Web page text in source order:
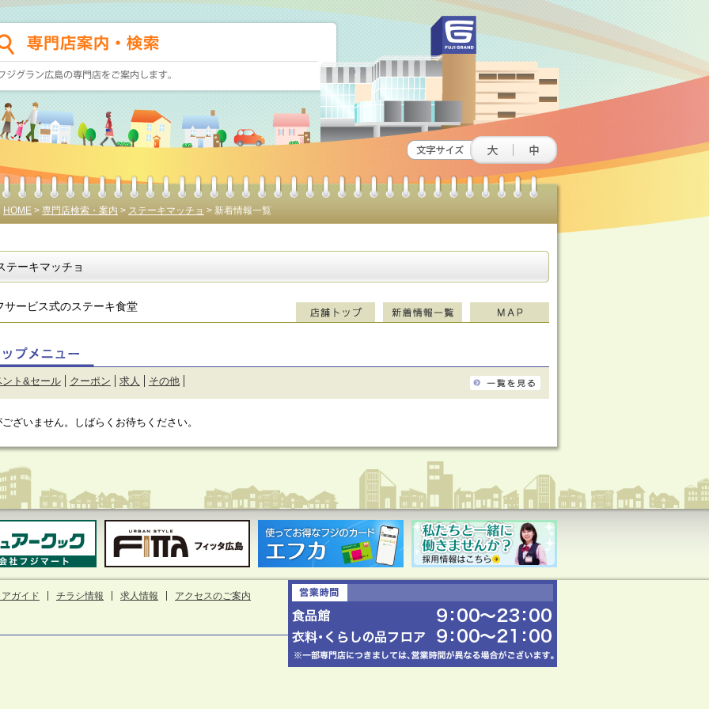
HOME > 専門店検索・案内 > ステーキマッチョ > 新着情報一覧
テーキマッチョ
サービス式のステーキ食堂
ント&セール クーポン 求人 その他
ざいません。しばらくお待ちください。
ガイド チラシ情報 求人情報 アクセスのご案内